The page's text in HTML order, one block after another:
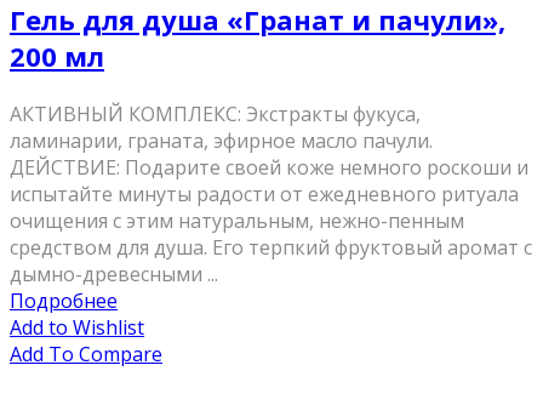
Гель для душа «Гранат и пачули»,
200 мл
АКТИВНЫЙ КОМПЛЕКС: Экстракты фукуса,
ламинарии, граната, эфирное масло пачули.
ДЕЙСТВИЕ: Подарите своей коже немного роскоши и
испытайте минуты радости от ежедневного ритуала
очищения с этим натуральным, нежно-пенным
средством для душа. Его терпкий фруктовый аромат с
дымно-древесными ...
Подробнее
Add to Wishlist
Add To Compare